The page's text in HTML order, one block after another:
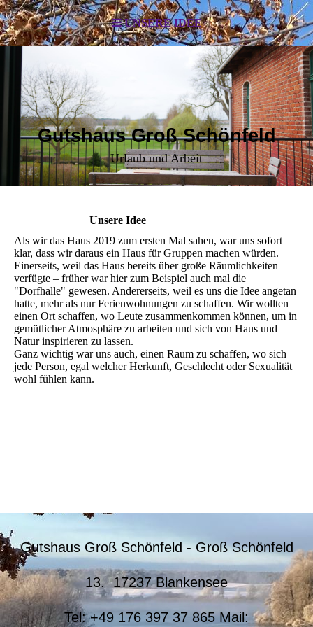
UNSERE IDEE
Gutshaus Groß Schönfeld
Urlaub und Arbeit
Unsere Idee
Als wir das Haus 2019 zum ersten Mal sahen, war uns sofort
klar, dass wir daraus ein Haus für Gruppen machen würden.
Einerseits, weil das Haus bereits über große Räumlichkeiten
verfügte – früher war hier zum Beispiel auch mal die
"Dorfhalle" gewesen. Andererseits, weil es uns die Idee angetan
hatte, mehr als nur Ferienwohnungen zu schaffen. Wir wollten
einen Ort schaffen, wo Leute zusammenkommen können, um in
gemütlicher Atmosphäre zu arbeiten und sich von Haus und
Natur inspirieren zu lassen.
Ganz wichtig war uns auch, einen Raum zu schaffen, wo sich
jede Person, egal welcher Herkunft, Geschlecht oder Sexualität
wohl fühlen kann.
Gutshaus Groß Schönfeld - Groß Schönfeld
13. 17237 Blankensee
Tel: +49 176 397 37 865 Mail: